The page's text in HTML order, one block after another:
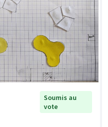
Soumis au
vote